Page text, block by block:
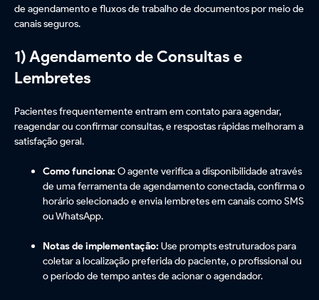
de agendamento e fluxos de trabalho de documentos por meio de
canais seguros.
1) Agendamento de Consultas e
Lembretes
Pacientes frequentemente entram em contato para agendar,
reagendar ou confirmar consultas, e respostas rápidas melhoram a
satisfação geral.
Como funciona: O agente verifica a disponibilidade através
de uma ferramenta de agendamento conectada, confirma o
horário selecionado e envia lembretes em canais como SMS
ou WhatsApp.
Notas de implementação: Use prompts estruturados para
coletar a localização preferida do paciente, o profissional ou
o período de tempo antes de acionar o agendador.